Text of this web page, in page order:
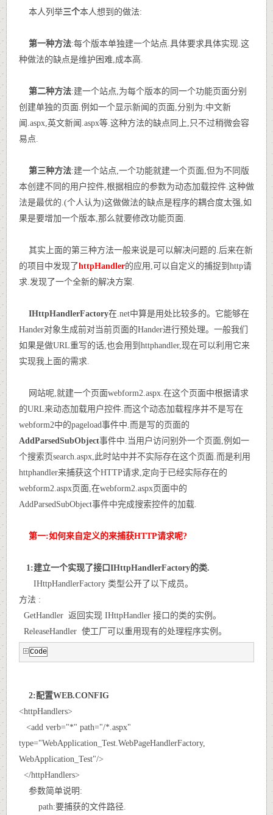
本人列举三个本人想到的做法:
第一种方法:每个版本单独建一个站点.具体要求具体实现.这
种做法的缺点是维护困难,成本高.
第二种方法:建一个站点,为每个版本的同一个功能页面分别
创建单独的页面.例如一个显示新闻的页面,分别为:中文新
闻.aspx,英文新闻.aspx等.这种方法的缺点同上,只不过稍微会容
易点.
第三种方法:建一个站点,一个功能就建一个页面,但为不同版
本创建不同的用户控件,根据相应的参数为动态加载控件.这种做
法是最优的.(个人认为)这做做法的缺点是程序的耦合度太强,如
果是要增加一个版本,那么就要修改功能页面.
其实上面的第三种方法一般来说是可以解决问题的.后来在新
的项目中发现了httpHandler的应用,可以自定义的捕捉到http请
求.发现了一个全新的解决方案.
IHttpHandlerFactory在.net中算是用处比较多的。它能够在
Hander对象生成前对当前页面的Hander进行预处理。一般我们
如果是做URL重写的话,也会用到httphandler,现在可以利用它来
实现我上面的需求.
网站呢,就建一个页面webform2.aspx.在这个页面中根据请求
的URL来动态加载用户控件.而这个动态加载程序并不是写在
webform2中的pageload事件中.而是写的页面的
AddParsedSubObject事件中.当用户访问别外一个页面,例如一
个搜索页search.aspx,此时站中并不实际存在这个页面.而是利用
httphandler来捕获这个HTTP请求,定向于已经实际存在的
webform2.aspx页面,在webform2.aspx页面中的
AddParsedSubObject事件中完成搜索控件的加载.
第一:如何来自定义的来捕获HTTP请求呢?
1:建立一个实现了接口IHttpHandlerFactory的类.
IHttpHandlerFactory 类型公开了以下成员。
方法 :
GetHandler 返回实现 IHttpHandler 接口的类的实例。
ReleaseHandler 使工厂可以重用现有的处理程序实例。
Code
2:配置WEB.CONFIG
<httpHandlers>
<add verb="*" path="/*.aspx"
type="WebApplication_Test.WebPageHandlerFactory,
WebApplication_Test"/>
</httpHandlers>
参数简单说明:
path:要捕获的文件路径.